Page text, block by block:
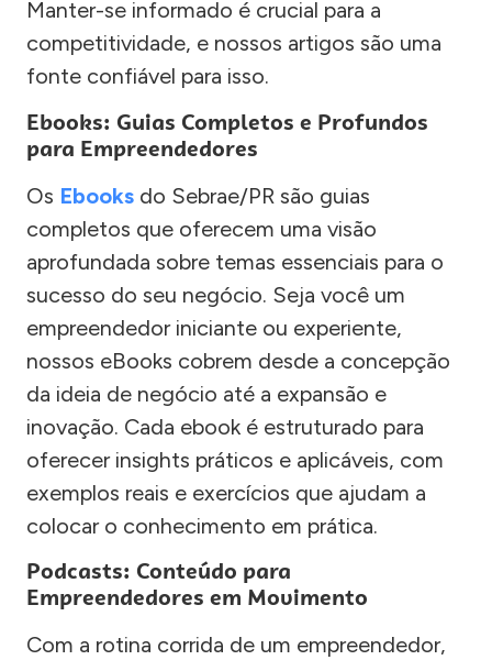
Manter-se informado é crucial para a
competitividade, e nossos artigos são uma
fonte confiável para isso.
Ebooks: Guias Completos e Profundos
para Empreendedores
Os Ebooks do Sebrae/PR são guias
completos que oferecem uma visão
aprofundada sobre temas essenciais para o
sucesso do seu negócio. Seja você um
empreendedor iniciante ou experiente,
nossos eBooks cobrem desde a concepção
da ideia de negócio até a expansão e
inovação. Cada ebook é estruturado para
oferecer insights práticos e aplicáveis, com
exemplos reais e exercícios que ajudam a
colocar o conhecimento em prática.
Podcasts: Conteúdo para
Empreendedores em Movimento
Com a rotina corrida de um empreendedor,